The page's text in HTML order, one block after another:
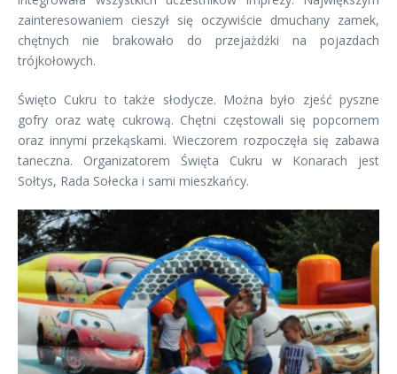
zainteresowaniem cieszył się oczywiście dmuchany zamek,
chętnych nie brakowało do przejażdżki na pojazdach
trójkołowych.
Święto Cukru to także słodycze. Można było zjeść pyszne
gofry oraz watę cukrową. Chętni częstowali się popcornem
oraz innymi przekąskami. Wieczorem rozpoczęła się zabawa
taneczna. Organizatorem Święta Cukru w Konarach jest
Sołtys, Rada Sołecka i sami mieszkańcy.